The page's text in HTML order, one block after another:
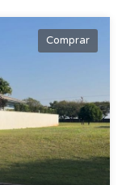
Comprar